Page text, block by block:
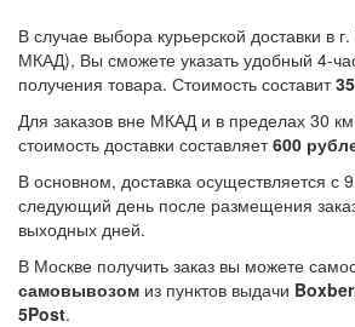
В случае выбора курьерской доставки в
МКАД), Вы сможете указать удобный 4-
получения товара. Стоимость составит
Для заказов вне МКАД и в пределах 30
стоимость доставки составляет600
В основном, доставка осуществляется с
следующий день после размещения
выходных дней.
В Москве получить заказ вы можете
самовывозом из пунктов выдачи
5Post.